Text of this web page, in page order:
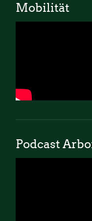
Mobilität
Podcast